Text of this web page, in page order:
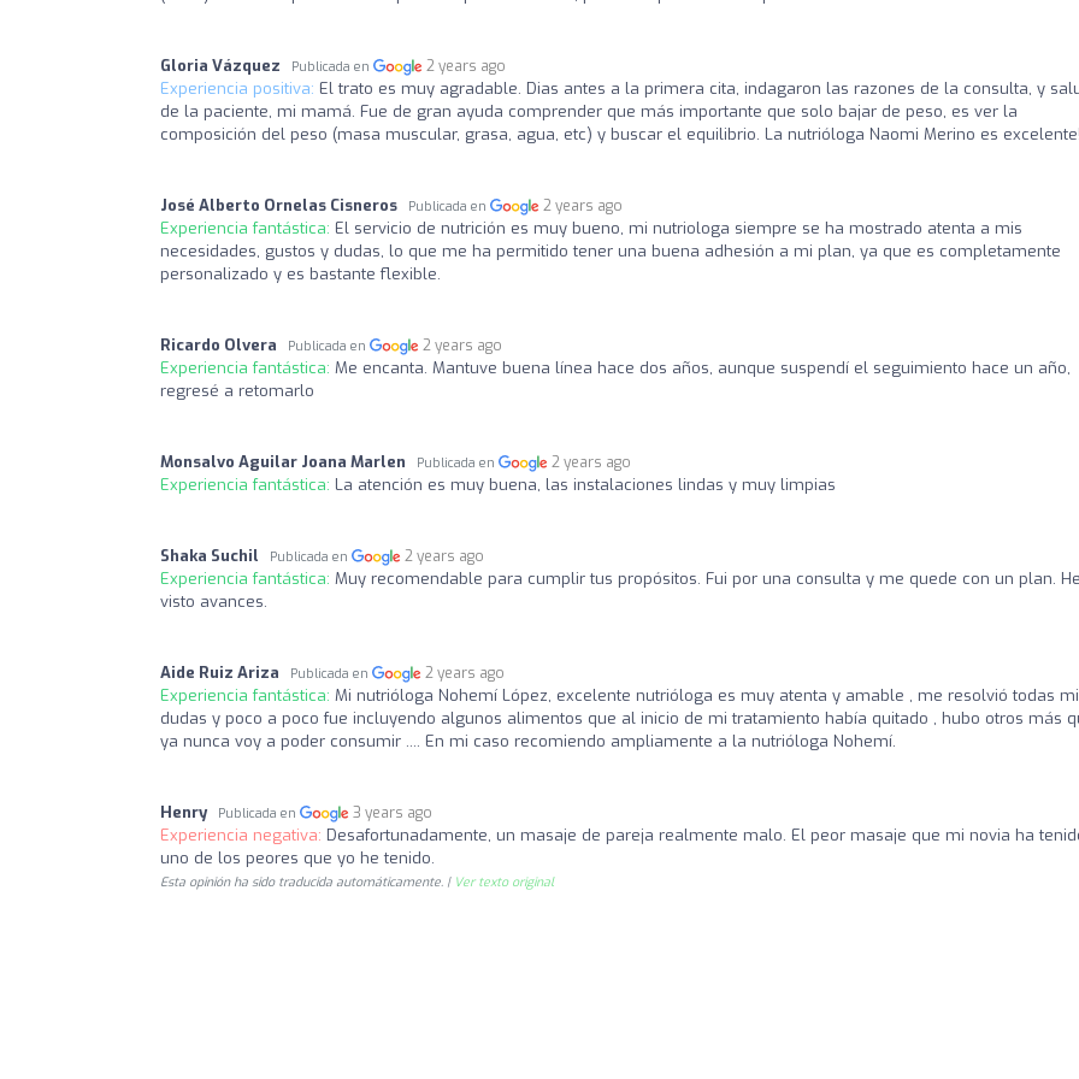
Gloria Vázquez Publicada en 2 years ago
Experiencia positiva: El trato es muy agradable. Dias antes a la primera cita, indagaron las razones de la consulta, y
de la paciente, mi mamá. Fue de gran ayuda comprender que más importante que solo bajar de peso, es ver la
composición del peso (masa muscular, grasa, agua, etc) y buscar el equilibrio. La nutrióloga Naomi Merino es
José Alberto Ornelas Cisneros Publicada en 2 years ago
Experiencia fantástica: El servicio de nutrición es muy bueno, mi nutriologa siempre se ha mostrado atenta a mis
necesidades, gustos y dudas, lo que me ha permitido tener una buena adhesión a mi plan, ya que es completamente
personalizado y es bastante flexible.
Ricardo Olvera Publicada en 2 years ago
Experiencia fantástica: Me encanta. Mantuve buena línea hace dos años, aunque suspendí el seguimiento hace un año,
regresé a retomarlo
Monsalvo Aguilar Joana Marlen Publicada en 2 years ago
Experiencia fantástica: La atención es muy buena, las instalaciones lindas y muy limpias
Shaka Suchil Publicada en 2 years ago
Experiencia fantástica: Muy recomendable para cumplir tus propósitos. Fui por una consulta y me quede con un plan.
visto avances.
Aide Ruiz Ariza Publicada en 2 years ago
Experiencia fantástica: Mi nutrióloga Nohemí López, excelente nutrióloga es muy atenta y amable , me resolvió todas
dudas y poco a poco fue incluyendo algunos alimentos que al inicio de mi tratamiento había quitado , hubo otros más
ya nunca voy a poder consumir .... En mi caso recomiendo ampliamente a la nutrióloga Nohemí.
Henry Publicada en 3 years ago
Experiencia negativa: Desafortunadamente, un masaje de pareja realmente malo. El peor masaje que mi novia ha
uno de los peores que yo he tenido.
Esta opinión ha sido traducida automáticamente. | Ver texto original